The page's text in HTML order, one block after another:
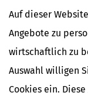
Auf dieser
Angebote zu
wirtschaftlich zu
Auswahl willigen
Cookies ein.
Nahe
Finanzamt Bad
Finanzamt
Finanzamt